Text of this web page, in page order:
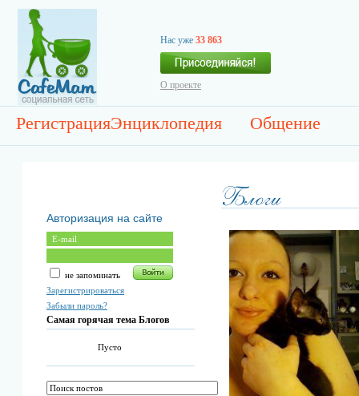
Нас уже 33 863
О проекте
РегистрацияЭнциклопедия Общение
Авторизация на сайте
не запоминать
Зарегистрироваться
Забыли пароль?
Самая горячая тема Блогов
Пусто